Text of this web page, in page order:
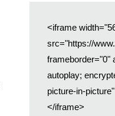
<iframe
src="https://
frameborder="0"
autoplay;
picture-in-
</iframe>